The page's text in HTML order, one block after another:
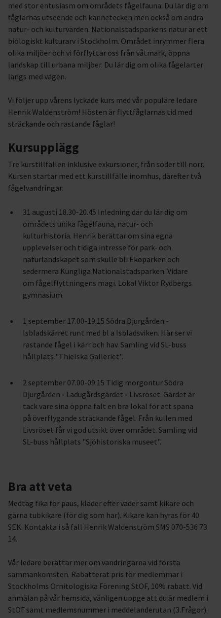
med stor entusiasm om områdets fågelfauna. Du lär dig om
fåglarnas utseende och kännetecken men också om andra
natur- och kulturvärden. Nationalstadsparkens natur är ett
biologiskt kulturarv i Stockholm. Området inrymmer flera
olika miljöer och vi förflyttar oss från våtmark, öppna
landskap till urbana miljöer. Du lär dig om olika fågelarter
längs med vägen.
Vi följer upp vårens lyckade kurs med vår populäre ledare
Henrik Waldenström! Hösten är flyttfåglarnas tid med
sträckande och rastande fåglar!
Kursupplägg
Tre kurstillfällen inklusive exkursioner, från söder till norr.
Kursen startar med ett kurstillfälle inomhus, därefter två
fågelvandringar:
31 augusti 18.30-20.45 Inledning där du lär dig om
områdets unika fågelfauna, natur- och
kulturhistoria. Henrik berättar om sina egna
upplevelser och tidiga intresse för park- och
naturlandskapet som skulle bli Ekoparken och
sedermera Kungliga Nationalstadsparken. Vidare
om fågelflyttningens magi. Lokal Viktor Rydbergs
gymnasium.
1 september 17.00-19.15 Södra Djurgården -
Isbladskärret runt med bl a Isbladsviken. Här ser vi
rastande fågel i kärr och hav. Samling vid SL-buss
hållplats "Thielska Galleriet".
2 september 07.00-09.15 Tidig morgontur Södra
Djurgården - Ladugårdsgärdet - Livsröset. Gärdet är
tack vare sina öppna fält en bra lokal för att spana
på överflygande sträckande fågel. Från kullen med
Livsröset får vi god utsikt över området. Samling vid
SL-buss hållplats "Sjöhistoriska museet".
Bra att veta
Medtag fika för paus, kläder efter väder samt kikare och
gärna tubkikare (för dig som har). Kikare kan hyras för 40
SEK. Kontakta i så fall Henrik Waldenström SMS 070-536 73
14.
Vår ledare berättar mer om vandringarna vid första
sammankomsten. Rabatterat pris för medlemmar i
Stockholms Ornitologiska Förening StOF, 10% rabatt. Vid
anmälan på vår hemsida, vänligen uppge att du är medlem i
StOF samt medlemsnummer i meddelanderutan (3.Frågor).